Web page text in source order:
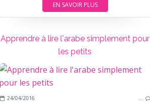
EN SAVOIR PLUS
Apprendre à lire l'arabe simplement pour
les petits
24/04/2016 …